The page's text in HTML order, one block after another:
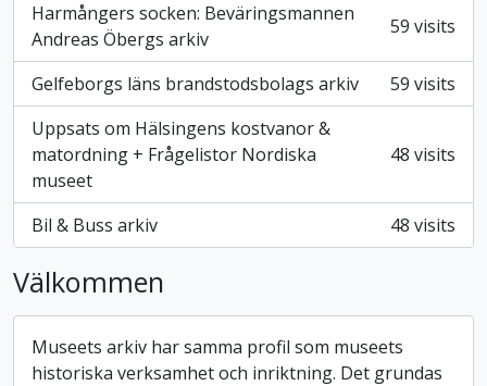
Harmångers socken: Beväringsmannen
Andreas Öbergs arkiv
59 visits
Gelfeborgs läns brandstodsbolags arkiv
59 visits
Uppsats om Hälsingens kostvanor &
matordning + Frågelistor Nordiska
museet
48 visits
Bil & Buss arkiv 48 visits
Välkommen
Museets arkiv har samma profil som museets
historiska verksamhet och inriktning. Det grundas